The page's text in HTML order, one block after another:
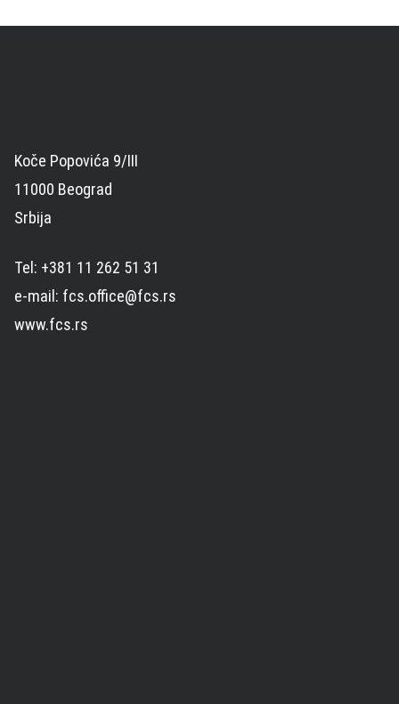
Koče Popovića 9/III
11000 Beograd
Srbija
Tel: +381 11 262 51 31
e-mail: fcs.office@fcs.rs
www.fcs.rs